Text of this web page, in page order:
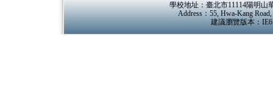
學校地址：臺北市11114陽明山
Address：55, Hwa-Kang
建議瀏覽版本：